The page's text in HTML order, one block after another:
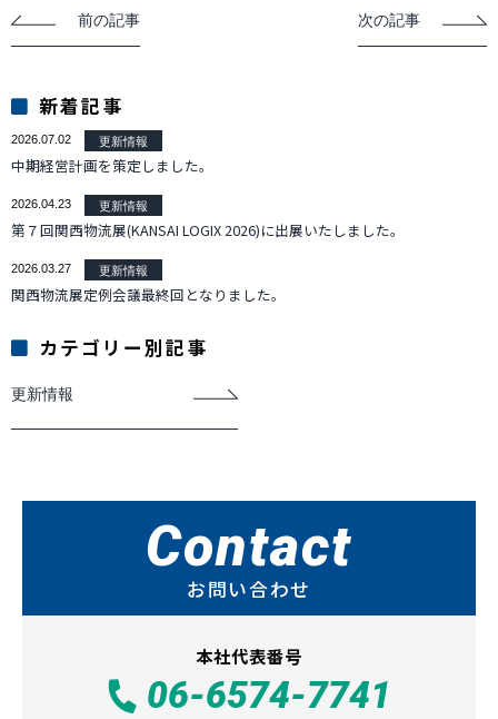
前の記事 次の記事
新着記事
2026.07.02 更新情報
中期経営計画を策定しました。
2026.04.23 更新情報
第７回関西物流展(KANSAI LOGIX 2026)に出展いたしました。
2026.03.27 更新情報
関西物流展定例会議最終回となりました。
カテゴリー別記事
更新情報
お問い合わせ
Contact
本社代表番号
06-6574-7741